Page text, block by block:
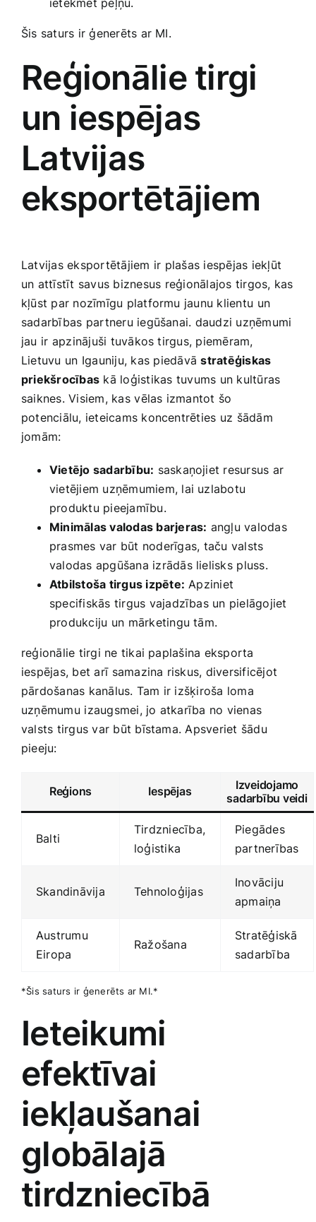
ietekmēt ‍peļņu.
Šis saturs ir ģenerēts ar MI.
Reģionālie tirgi
un iespējas⁢
Latvijas
eksportētājiem
Latvijas eksportētājiem ir⁣ plašas iespējas iekļūt
un attīstīt ​savus biznesus ⁣reģionālajos​ tirgos, kas
kļūst par nozīmīgu platformu jaunu klientu ⁢un
sadarbības⁢ partneru iegūšanai. daudzi uzņēmumi
jau ir⁤ apzinājuši ‍tuvākos tirgus, piemēram,
Lietuvu ⁢un Igauniju,​ kas⁣ piedāvāstratēģiskas
priekšrocības kā loģistikas⁣ tuvums un kultūras
‌saiknes. ​Visiem, kas ⁣vēlas ‌izmantot šo
potenciālu, ieteicams ‌koncentrēties⁤ uz šādām⁣
jomām:
Vietējo sadarbību: saskaņojiet resursus ar
vietējiem uzņēmumiem, lai uzlabotu
produktu pieejamību.
Minimālas valodas barjeras: angļu valodas
prasmes var būt noderīgas,⁣ taču‍ valsts
valodas apgūšana izrādās lielisks ⁢pluss.
Atbilstoša tirgus izpēte: Apziniet
specifiskās tirgus vajadzības un pielāgojiet
produkciju un⁢ mārketingu‌ tām.
reģionālie tirgi ne tikai paplašina eksporta
iespējas, bet arī ⁤samazina riskus, diversificējot
pārdošanas kanālus. Tam ir izšķiroša loma
uzņēmumu⁣ izaugsmei, jo atkarība no vienas
valsts tirgus var būt bīstama. Apsveriet šādu
pieeju:
Reģions Iespējas
Izveidojamo
sadarbību veidi
Balti
Tirdzniecība,
loģistika
Piegādes
partnerības
Skandināvija Tehnoloģijas
Inovāciju
apmaiņa
Austrumu
‍Eiropa
Ražošana
Stratēģiskā
sadarbība
*Šis saturs ir ģenerēts ar MI.*
Ieteikumi⁣
efektīvai
iekļaušanai
‍globālajā
tirdzniecībā